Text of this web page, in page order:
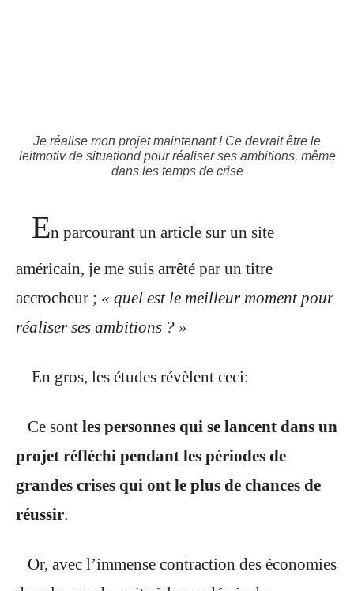
Je réalise mon projet maintenant ! Ce devrait être le
leitmotiv de situationd pour réaliser ses ambitions, même
dans les temps de crise
En parcourant un article sur un site
américain, je me suis arrêté par un titre
accrocheur ; « quel est le meilleur moment pour
réaliser ses ambitions ? »
En gros, les études révèlent ceci:
Ce sont les personnes qui se lancent dans un
projet réfléchi pendant les périodes de
grandes crises qui ont le plus de chances de
réussir.
Or, avec l’immense contraction des économies